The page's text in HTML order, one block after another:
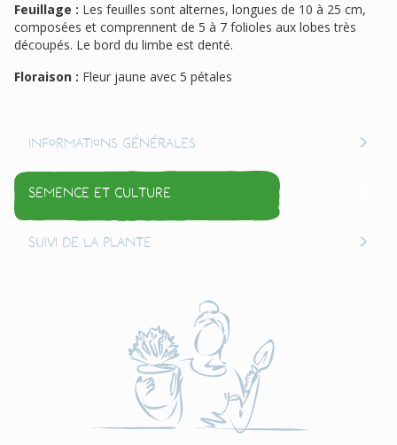
Feuillage : Les feuilles sont alternes, longues de 10 à 25 cm,
composées et comprennent de 5 à 7 folioles aux lobes très
découpés. Le bord du limbe est denté.
Floraison : Fleur jaune avec 5 pétales
Informations générales
Semence et culture
Suivi de la plante